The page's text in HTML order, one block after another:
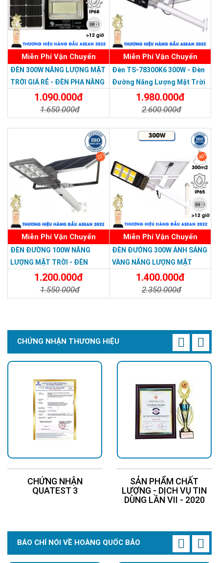
Thương hiệu dẫn đầu Việt Nam 2023
Miễn Phí Vận Chuyển
ĐÈN 300W NĂNG LƯỢNG MẶT
TRỜI GIÁ RẺ - ĐÈN PHA NĂNG
LƯỢNG MẶT TRỜI 300W MẪU
1.090.000đ
1.650.000đ
Miễn Phí Vận Chuyển
Đèn TS-78300K6 300W - Đèn
Đường Năng Lượng Mặt Trời
300W TS-78300K6 - Solar
Light 300W
1.980.000đ
2.600.000đ
22%
Miễn Phí Vận Chuyển
ĐÈN ĐƯỜNG 100W NĂNG
LƯỢNG MẶT TRỜI - ĐÈN
ĐƯỜNG NĂNG LƯỢNG MẶT
TRỜI 100W GIÁ RẺ - Solar
Light 100W
1.200.000đ
1.550.000đ
40%
Miễn Phí Vận Chuyển
ĐÈN ĐƯỜNG 300W ÁNH SÁNG
VÀNG NĂNG LƯỢNG MẶT
TRỜI - Solar Light 300W
1.400.000đ
2.350.000đ
CHỨNG NHẬN THƯƠNG HIỆU
CHỨNG NHẬN
QUATEST 3
SẢN PHẨM CHẤT
LƯỢNG - DỊCH VỤ TIN
DÙNG LẦN VII - 2020
BÁO CHÍ NÓI VỀ HOÀNG QUỐC BẢO